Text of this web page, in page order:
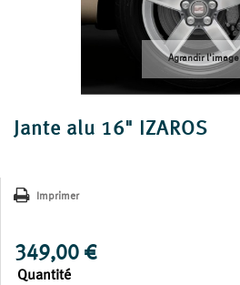
Agrandir l'image
Jante alu 16" IZAROS
Imprimer
349,00 €
Quantité